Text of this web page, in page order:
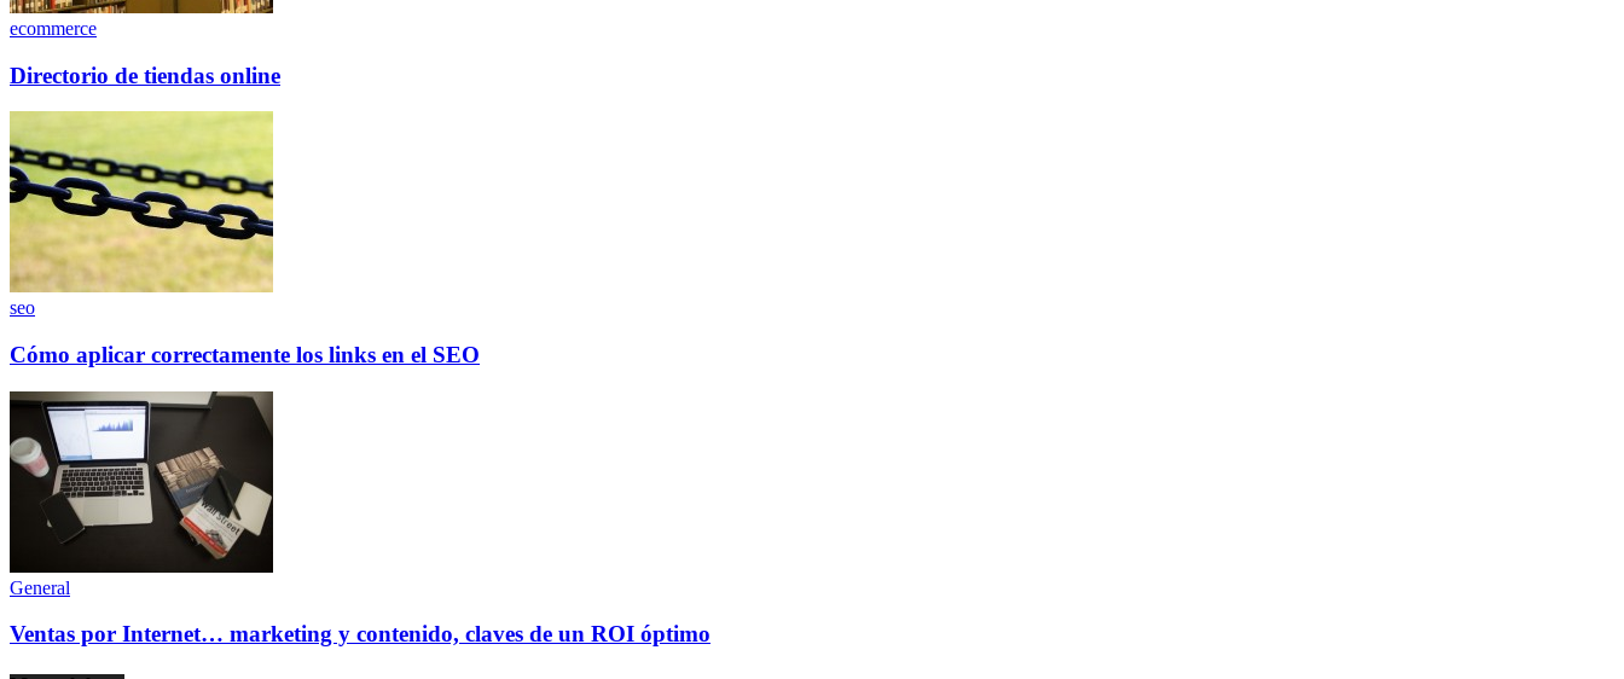
ecommerce
Directorio de tiendas online
seo
Cómo aplicar correctamente los links en el SEO
General
Ventas por Internet… marketing y contenido, claves de un ROI óptimo